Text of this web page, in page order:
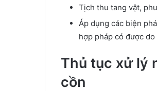
Tịch thu tang vật,
Áp dụng các biện
hợp pháp có được
Thủ tục xử lý
cồn